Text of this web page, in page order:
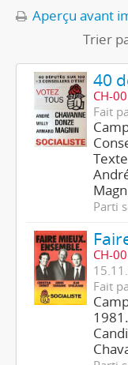
Aperçu avant
Trier
CH-
Fait
Parti
CH-
Fait
1981.